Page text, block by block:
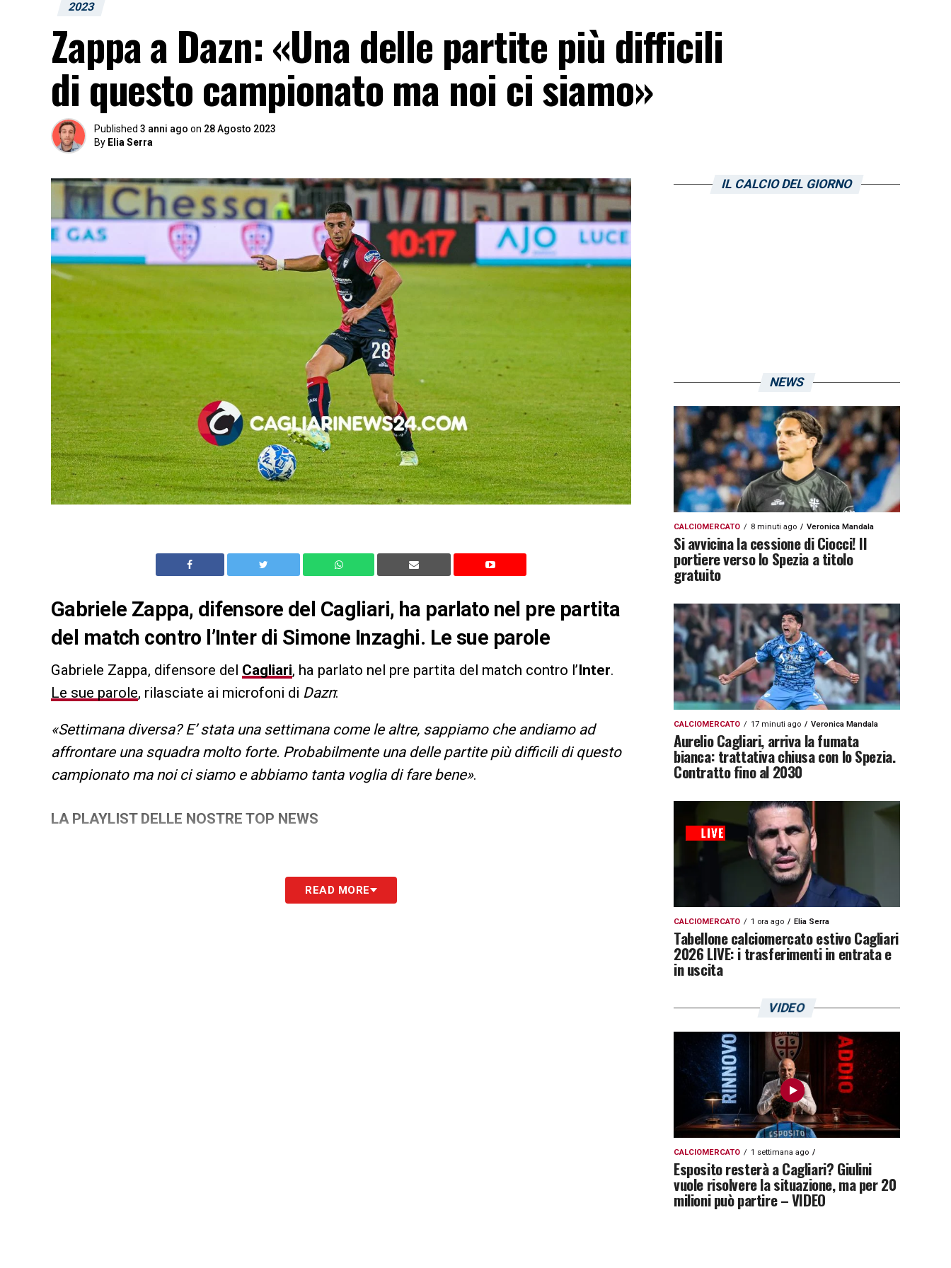
2023
Zappa a Dazn: «Una delle partite più difficili
di questo campionato ma noi ci siamo»
Published 3 anni ago on 28 Agosto 2023
By Elia Serra
Gabriele Zappa, difensore del Cagliari, ha parlato nel pre partita
del match contro l’Inter di Simone Inzaghi. Le sue parole
Gabriele Zappa, difensore del Cagliari, ha parlato nel pre partita del match contro l’Inter.
Le sue parole, rilasciate ai microfoni di Dazn:
«Settimana diversa? E’ stata una settimana come le altre, sappiamo che andiamo ad
affrontare una squadra molto forte. Probabilmente una delle partite più difficili di questo
campionato ma noi ci siamo e abbiamo tanta voglia di fare bene».
LA PLAYLIST DELLE NOSTRE TOP NEWS
READ MORE
IL CALCIO DEL GIORNO
NEWS
CALCIOMERCATO 8 minuti ago Veronica Mandala
Si avvicina la cessione di Ciocci! Il
portiere verso lo Spezia a titolo
gratuito
CALCIOMERCATO 17 minuti ago Veronica Mandala
Aurelio Cagliari, arriva la fumata
bianca: trattativa chiusa con lo Spezia.
Contratto fino al 2030
CALCIOMERCATO 1 ora ago Elia Serra
Tabellone calciomercato estivo Cagliari
2026 LIVE: i trasferimenti in entrata e
in uscita
VIDEO
CALCIOMERCATO 1 settimana ago
Esposito resterà a Cagliari? Giulini
vuole risolvere la situazione, ma per 20
milioni può partire – VIDEO